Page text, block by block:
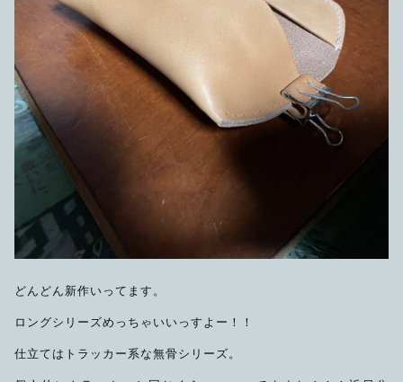
どんどん新作いってます。
ロングシリーズめっちゃいいっすよー！！
仕立てはトラッカー系な無骨シリーズ。